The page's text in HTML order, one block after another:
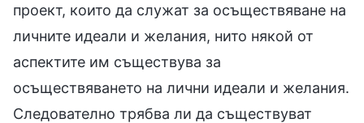
проект, които да служат за осъществяване на
личните идеали и желания, нито някой от
аспектите им съществува за
осъществяването на лични идеали и желания.
Следователно трябва ли да съществуват